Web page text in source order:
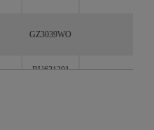
GZ3039WO
RU631201